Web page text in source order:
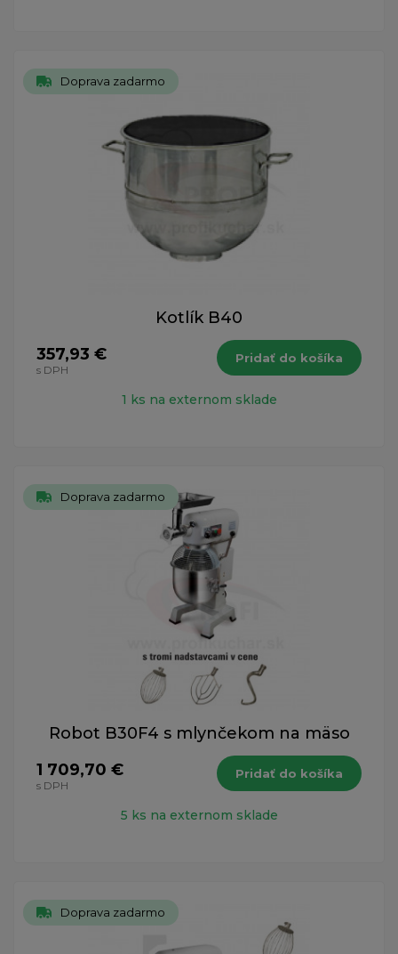
Doprava zadarmo
Kotlík B40
357,93 €
s DPH
Pridať do košíka
1 ks na externom sklade
Doprava zadarmo
Robot B30F4 s mlynčekom na mäso
1 709,70 €
s DPH
Pridať do košíka
5 ks na externom sklade
Doprava zadarmo